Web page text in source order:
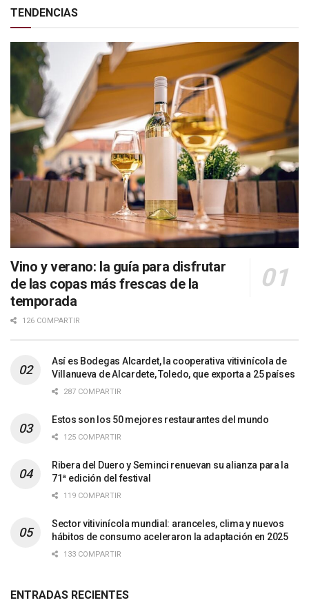
TENDENCIAS
Vino y verano: la guía para disfrutar
de las copas más frescas de la
temporada
126 COMPARTIR
Así es Bodegas Alcardet, la cooperativa vitivinícola de
Villanueva de Alcardete, Toledo, que exporta a 25 países
287 COMPARTIR
Estos son los 50 mejores restaurantes del mundo
125 COMPARTIR
Ribera del Duero y Seminci renuevan su alianza para la
71ª edición del festival
119 COMPARTIR
Sector vitivinícola mundial: aranceles, clima y nuevos
hábitos de consumo aceleraron la adaptación en 2025
133 COMPARTIR
ENTRADAS RECIENTES